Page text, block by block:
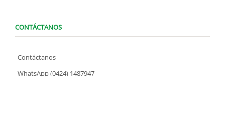
CONTÁCTANOS
Contáctanos
WhatsApp (0424) 1487947